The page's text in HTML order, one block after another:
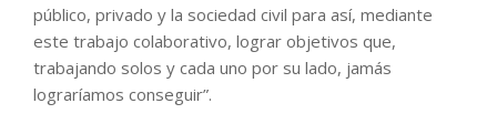
público, privado y la sociedad civil para así, mediante
este trabajo colaborativo, lograr objetivos que,
trabajando solos y cada uno por su lado, jamás
lograríamos conseguir”.